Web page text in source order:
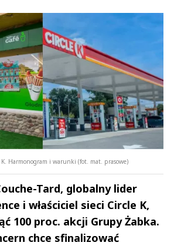
Harmonogram i warunki (fot. mat. prasowe)
Tard, globalny lider
i właściciel sieci Circle K,
100 proc. akcji Grupy Żabka.
chce sfinalizować